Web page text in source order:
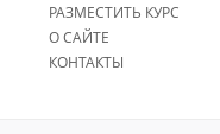
РАЗМЕСТИТЬ КУРС
О САЙТЕ
КОНТАКТЫ